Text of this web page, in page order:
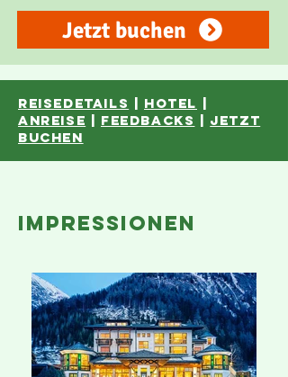
Jetzt buchen
reisedetails | hotel |
anreise | Feedbacks | JETZT
BUCHEN
impressionen